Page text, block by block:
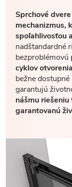
Sprchové
mechanizmus,
spoľahlivosťou
nadštandardné
bezproblémovú
cyklov
bežne
garantujú
nášmu
garantovanú